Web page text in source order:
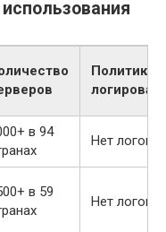
Политика
в 94
Нет логов
в 59
Нет логов